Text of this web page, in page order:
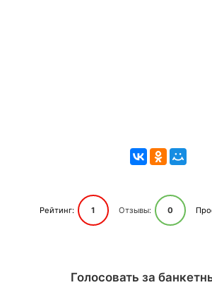
Рейтинг: 1 Отзывы: 0
Голосовать за